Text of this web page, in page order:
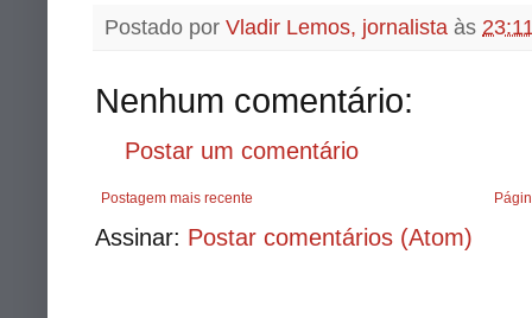
Postado por Vladir Lemos, jornalista às
Nenhum comentário:
Postar um comentário
Postagem mais recente
Assinar: Postar comentários (Atom)